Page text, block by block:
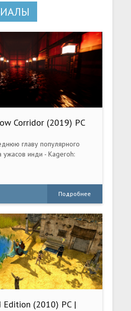
Corridor (2019) PC
главу популярного
ужасов инди - Kageroh:
Подробнее
Edition (2010) PC |